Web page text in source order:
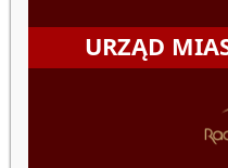
URZĄD